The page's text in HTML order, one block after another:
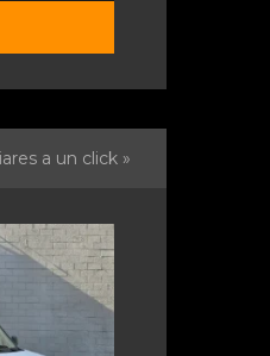
a un click »